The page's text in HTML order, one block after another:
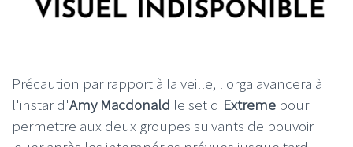
Précaution par rapport à la veille, l'orga avancera à
l'instar d'Amy Macdonald le set d'Extreme pour
permettre aux deux groupes suivants de pouvoir